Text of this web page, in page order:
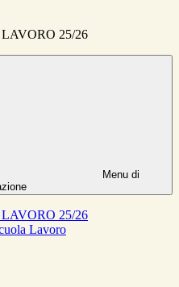
25/26
Menu di
25/26
Lavoro